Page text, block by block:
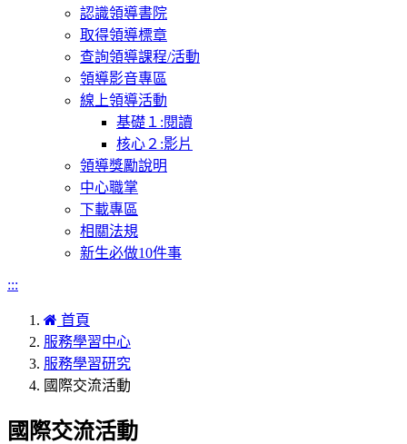
認識領導書院
取得領導標章
查詢領導課程/活動
領導影音專區
線上領導活動
基礎１:閱讀
核心２:影片
領導獎勵說明
中心職掌
下載專區
相關法規
新生必做10件事
:::
首頁
服務學習中心
服務學習研究
國際交流活動
國際交流活動